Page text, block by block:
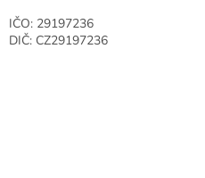
IČO: 29197236
DIČ: CZ29197236